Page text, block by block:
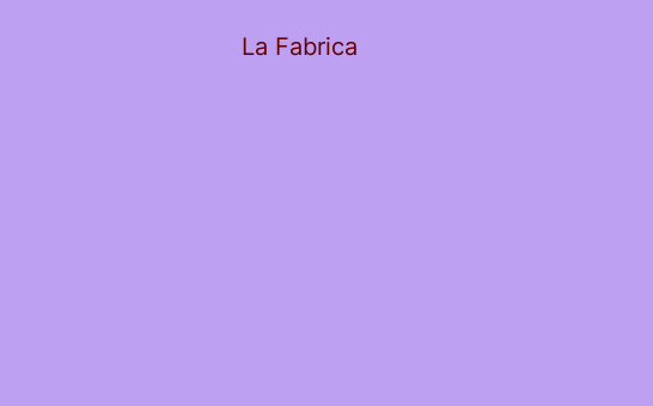
La Fabrica